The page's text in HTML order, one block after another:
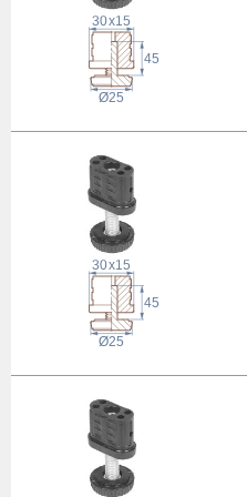
15
x
30
45
Ø25
15
x
30
45
Ø25